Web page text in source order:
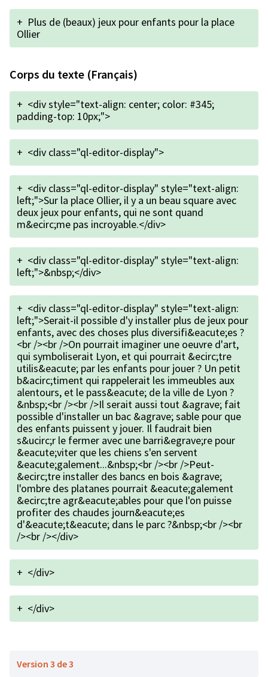
+ Plus de (beaux) jeux pour enfants pour la place
Ollier
Corps du texte (Français)
+ <div style="text-align: center; color: #345;
padding-top: 10px;">
+ <div class="ql-editor-display">
+ <div class="ql-editor-display" style="text-align:
left;">Sur la place Ollier, il y a un beau square avec
deux jeux pour enfants, qui ne sont quand
m&ecirc;me pas incroyable.</div>
+ <div class="ql-editor-display" style="text-align:
left;">&nbsp;</div>
+ <div class="ql-editor-display" style="text-align:
left;">Serait-il possible d'y installer plus de jeux pour
enfants, avec des choses plus diversifi&eacute;es ?
<br /><br />On pourrait imaginer une oeuvre d'art,
qui symboliserait Lyon, et qui pourrait &ecirc;tre
utilis&eacute; par les enfants pour jouer ? Un petit
b&acirc;timent qui rappelerait les immeubles aux
alentours, et le pass&eacute; de la ville de Lyon ?
&nbsp;<br /><br />Il serait aussi tout &agrave; fait
possible d'installer un bac &agrave; sable pour que
des enfants puissent y jouer. Il faudrait bien
s&ucirc;r le fermer avec une barri&egrave;re pour
&eacute;viter que les chiens s'en servent
&eacute;galement...&nbsp;<br /><br />Peut-
&ecirc;tre installer des bancs en bois &agrave;
l'ombre des platanes pourrait &eacute;galement
&ecirc;tre agr&eacute;ables pour que l'on puisse
profiter des chaudes journ&eacute;es
d'&eacute;t&eacute; dans le parc ?&nbsp;<br /><br
/><br /></div>
+ </div>
+ </div>
Version 3 de 3